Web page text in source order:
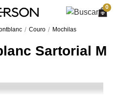
0
Couro Mochilas
Sartorial M